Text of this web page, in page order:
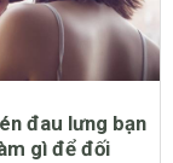
đau lưng bạn
gì để đối